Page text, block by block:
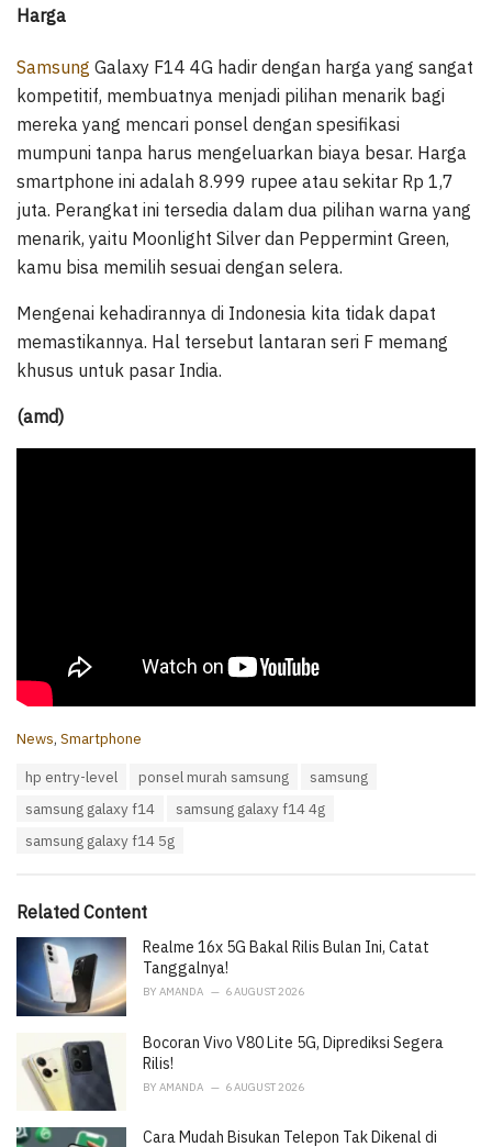
Harga
Samsung Galaxy F14 4G hadir dengan harga yang sangat
kompetitif, membuatnya menjadi pilihan menarik bagi
mereka yang mencari ponsel dengan spesifikasi
mumpuni tanpa harus mengeluarkan biaya besar. Harga
smartphone ini adalah 8.999 rupee atau sekitar Rp 1,7
juta. Perangkat ini tersedia dalam dua pilihan warna yang
menarik, yaitu Moonlight Silver dan Peppermint Green,
kamu bisa memilih sesuai dengan selera.
Mengenai kehadirannya di Indonesia kita tidak dapat
memastikannya. Hal tersebut lantaran seri F memang
khusus untuk pasar India.
(amd)
C
s
:
News, Smartphone
hp entry-level ponsel murah samsung
samsung
samsung galaxy f14
samsung galaxy f14 4g
samsung galaxy f14 5g
Related Content
Realme 16x 5G Bakal Rilis Bulan Ini, Catat
Tanggalnya!
BY AMANDA 6 AUGUST 2026
Bocoran Vivo V80 Lite 5G, Diprediksi Segera
Rilis!
BY AMANDA 6 AUGUST 2026
Cara Mudah Bisukan Telepon Tak Dikenal di